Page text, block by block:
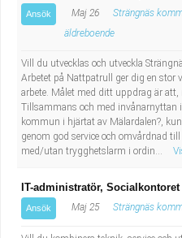
Ansök Maj 26 Strängnäs
äldreboende
Vill du utvecklas och utveckla
Arbetet på Nattpatrull ger dig en stor
arbete. Målet med ditt uppdrag är
Tillsammans och med invånarnyttan
kommun i hjärtat av Mälardalen?,
genom god service och omvårdnad
med/utan trygghetslarm i ordin...
IT-administratör, Socialkontoret
Ansök Maj 25 Strängnäs